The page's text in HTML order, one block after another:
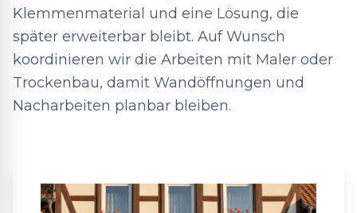
Klemmenmaterial und eine Lösung, die
später erweiterbar bleibt. Auf Wunsch
koordinieren wir die Arbeiten mit Maler oder
Trockenbau, damit Wandöffnungen und
Nacharbeiten planbar bleiben.